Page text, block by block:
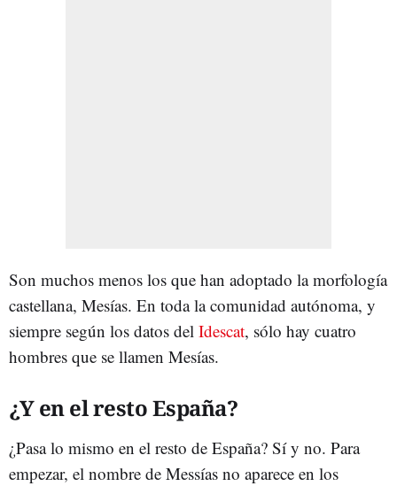
Son muchos menos los que han adoptado la morfología
castellana, Mesías. En toda la comunidad autónoma, y
siempre según los datos del Idescat, sólo hay cuatro
hombres que se llamen Mesías.
¿Y en el resto España?
¿Pasa lo mismo en el resto de España? Sí y no. Para
empezar, el nombre de Messías no aparece en los